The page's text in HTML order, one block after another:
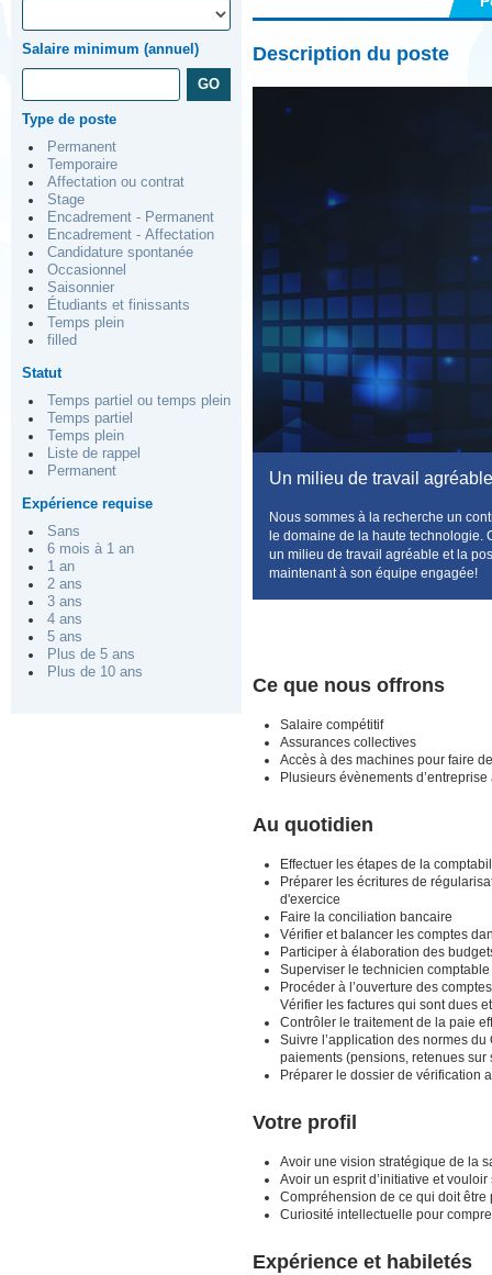
Salaire minimum (annuel)
Type de poste
Permanent
Temporaire
Affectation ou contrat
Stage
Encadrement - Permanent
Encadrement - Affectation
Candidature spontanée
Occasionnel
Saisonnier
Étudiants et finissants
Temps plein
filled
Statut
Temps partiel ou temps plein
Temps partiel
Temps plein
Liste de rappel
Permanent
Expérience requise
Sans
6 mois à 1 an
1 an
2 ans
3 ans
4 ans
5 ans
Plus de 5 ans
Plus de 10 ans
Description du poste
Un milieu de travail
Nous sommes à la recherche un
le domaine de la haute technologie.
un milieu de travail agréable et la
maintenant à son équipe engagée!
Ce que nous offrons
Salaire compétitif
Assurances collectives
Accès à des machines pour faire
Plusieurs évènements
Au quotidien
Effectuer les étapes de la
Préparer les écritures de
d'exercice
Faire la conciliation bancaire
Vérifier et balancer les comptes
Participer à élaboration des
Superviser le technicien
Procéder à l’ouverture des
Vérifier les factures qui sont dues
Contrôler le traitement de la paie
Suivre l’application des normes
paiements (pensions, retenues
Préparer le dossier de vérification
Votre profil
Avoir une vision stratégique de la
Avoir un esprit d’initiative et
Compréhension de ce qui doit être
Curiosité intellectuelle pour
Expérience et habiletés